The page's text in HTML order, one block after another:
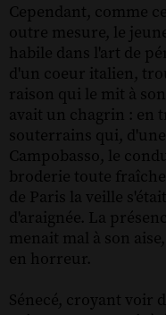
Cependant, comme
outre mesure, le
habile dans l'art de
d'un coeur italien,
raison qui le mit à
avait un chagrin : en
souterrains qui,
Campobasso, le
broderie toute
de Paris la veille
d'araignée. La
menait mal à son
en horreur.
Sénecé, croyant voir